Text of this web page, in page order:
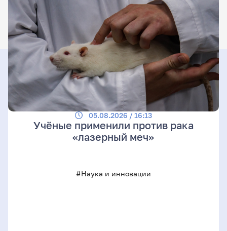
05.08.2026 / 16:13
Учёные применили против рака
«лазерный меч»
#Наука и инновации